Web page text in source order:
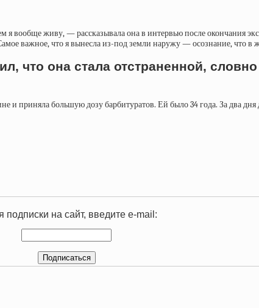
я вообще живу, —рассказывалаона в интервью после окончания
важное, что я вынесла из-под земли наружу — осознание, что
что она стала отстраненной, словно
и приняла большую дозу барбитуратов. Ей было 34 года. За два
подписки на сайт, введите e-mail: